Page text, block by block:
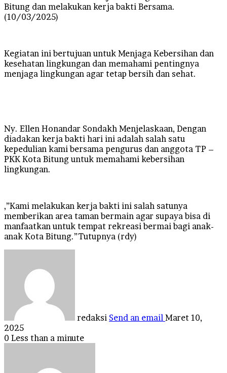
Bitung dan melakukan kerja bakti Bersama.
(10/03/2025)
Kegiatan ini bertujuan untuk Menjaga Kebersihan dan
kesehatan lingkungan dan memahami pentingnya
menjaga lingkungan agar tetap bersih dan sehat.
Ny. Ellen Honandar Sondakh Menjelaskaan, Dengan
diadakan kerja bakti hari ini adalah salah satu
kepedulian kami bersama pengurus dan anggota TP –
PKK Kota Bitung untuk memahami kebersihan
lingkungan.
,”Kami melakukan kerja bakti ini salah satunya
memberikan area taman bermain agar supaya bisa di
manfaatkan untuk tempat rekreasi bermai bagi anak-
anak Kota Bitung.”Tutupnya (rdy)
redaksi Send an email Maret 10,
2025
0 Less than a minute